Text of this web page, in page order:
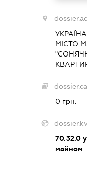
МІСТО
0 грн.
70.32.0
майном